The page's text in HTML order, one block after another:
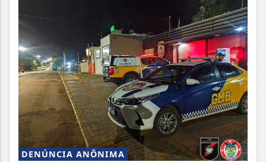
DENÚNCIA ANÔNIMA